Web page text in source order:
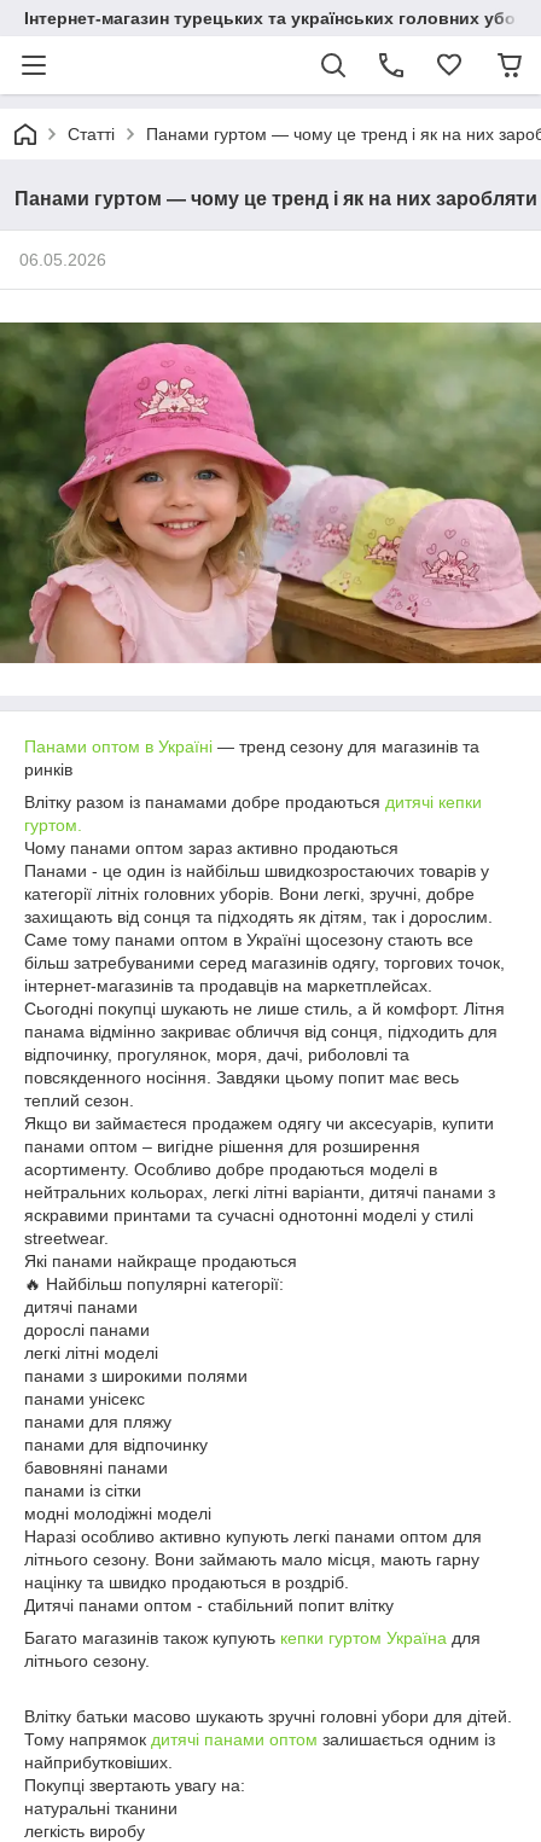
Інтернет-магазин турецьких та українських головних
Статті Панами гуртом — чому це тренд і як на них
Панами гуртом — чому це тренд і як на них заробляти
06.05.2026
Панами оптом в Україні — тренд сезону для магазинів та
ринків
Влітку разом із панамами добре продаються дитячі кепки
гуртом.
Чому панами оптом зараз активно продаються
Панами - це один із найбільш швидкозростаючих товарів у
категорії літніх головних уборів. Вони легкі, зручні, добре
захищають від сонця та підходять як дітям, так і дорослим.
Саме тому панами оптом в Україні щосезону стають все
більш затребуваними серед магазинів одягу, торгових точок,
інтернет-магазинів та продавців на маркетплейсах.
Сьогодні покупці шукають не лише стиль, а й комфорт. Літня
панама відмінно закриває обличчя від сонця, підходить для
відпочинку, прогулянок, моря, дачі, риболовлі та
повсякденного носіння. Завдяки цьому попит має весь
теплий сезон.
Якщо ви займаєтеся продажем одягу чи аксесуарів, купити
панами оптом – вигідне рішення для розширення
асортименту. Особливо добре продаються моделі в
нейтральних кольорах, легкі літні варіанти, дитячі панами з
яскравими принтами та сучасні однотонні моделі у стилі
streetwear.
Які панами найкраще продаються
🔥 Найбільш популярні категорії:
дитячі панами
дорослі панами
легкі літні моделі
панами з широкими полями
панами унісекс
панами для пляжу
панами для відпочинку
бавовняні панами
панами із сітки
модні молодіжні моделі
Наразі особливо активно купують легкі панами оптом для
літнього сезону. Вони займають мало місця, мають гарну
націнку та швидко продаються в роздріб.
Дитячі панами оптом - стабільний попит влітку
Багато магазинів також купують кепки гуртом Україна для
літнього сезону.
Влітку батьки масово шукають зручні головні убори для дітей.
Тому напрямок дитячі панами оптом залишається одним із
найприбутковіших.
Покупці звертають увагу на:
натуральні тканини
легкість виробу